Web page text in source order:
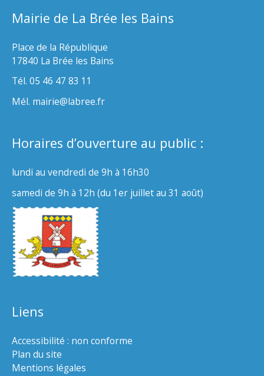
Mairie de La Brée les Bains
Place de la République
17840 La Brée les Bains
Tél. 05 46 47 83 11
Mél. mairie@labree.fr
Horaires d’ouverture au public :
lundi au vendredi de 9h à 16h30
samedi de 9h à 12h (du 1er juillet au 31 août)
Liens
Accessibilité : non conforme
Plan du site
Mentions légales